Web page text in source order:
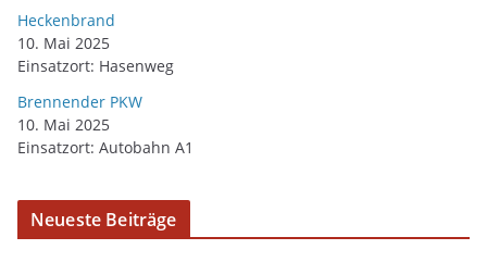
Heckenbrand
10. Mai 2025
Einsatzort: Hasenweg
Brennender PKW
10. Mai 2025
Einsatzort: Autobahn A1
Neueste Beiträge